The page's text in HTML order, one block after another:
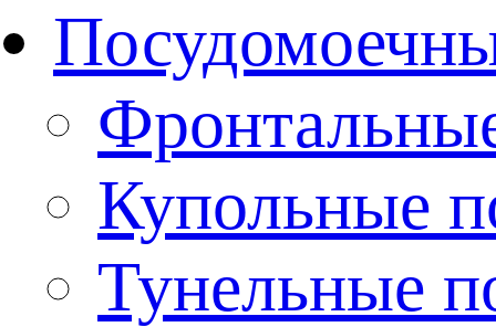
Купольные
Тунельные